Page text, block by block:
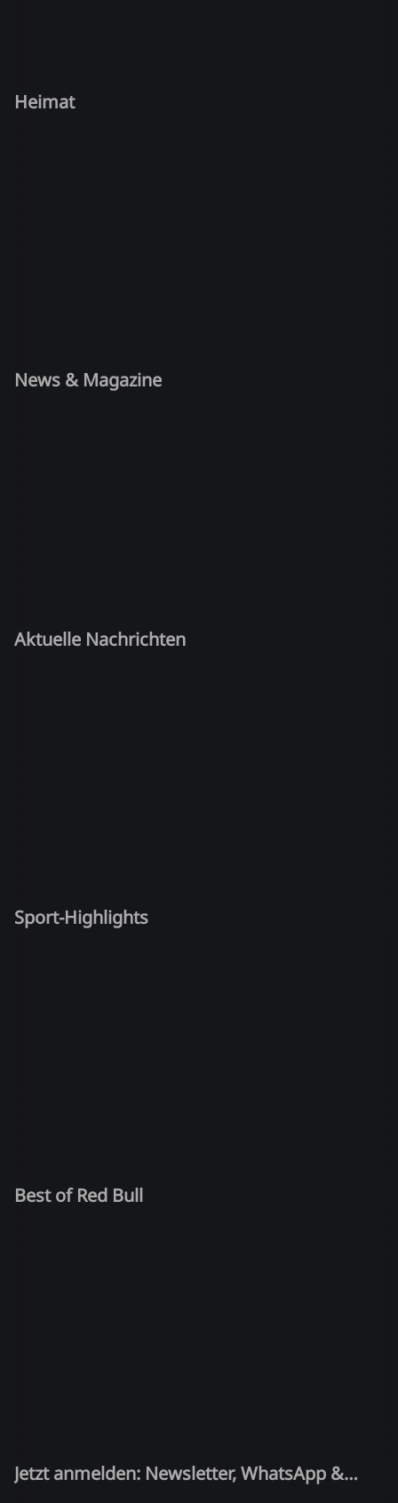
Heimat
News & Magazine
Aktuelle Nachrichten
Sport-Highlights
Best of Red Bull
Jetzt anmelden: Newsletter, WhatsApp &